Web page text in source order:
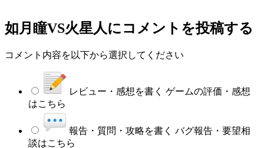
如月瞳VS火星人にコメントを投稿する
コメント内容を以下から選択してください
レビュー・感想を書く ゲームの評価・感想
はこちら
報告・質問・攻略を書く バグ報告・要望相
談はこちら